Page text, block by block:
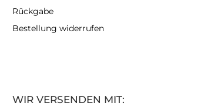
Rückgabe
Bestellung widerrufen
WIR VERSENDEN MIT: